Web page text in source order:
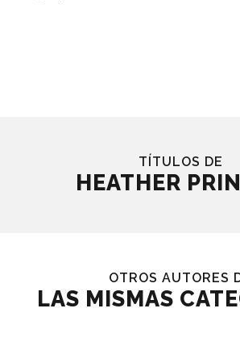
TÍTULOS DE
HEATHER
OTROS AUTORES
LAS MISMAS